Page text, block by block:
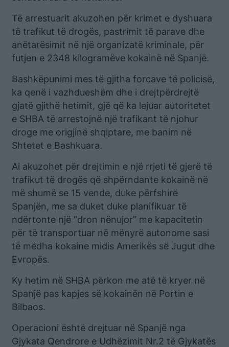
Të arrestuarit akuzohen për krimet e dyshuara
të trafikut të drogës, pastrimit të parave dhe
anëtarësimit në një organizatë kriminale, për
futjen e 2348 kilogramëve kokainë në Spanjë.
Bashkëpunimi mes të gjitha forcave të policisë,
ka qenë i vazhdueshëm dhe i drejtpërdrejtë
gjatë gjithë hetimit, gjë që ka lejuar autoritetet
e SHBA të arrestojnë një trafikant të njohur
droge me origjinë shqiptare, me banim në
Shtetet e Bashkuara.
Ai akuzohet për drejtimin e një rrjeti të gjerë të
trafikut të drogës që shpërndante kokainë në
më shumë se 15 vende, duke përfshirë
Spanjën, me sa duket duke planifikuar të
ndërtonte një “dron nënujor” me kapacitetin
për të transportuar në mënyrë autonome sasi
të mëdha kokaine midis Amerikës së Jugut dhe
Evropës.
Ky hetim në SHBA përkon me atë të kryer në
Spanjë pas kapjes së kokainën në Portin e
Bilbaos.
Operacioni është drejtuar në Spanjë nga
Gjykata Qendrore e Udhëzimit Nr.2 të Gjykatës